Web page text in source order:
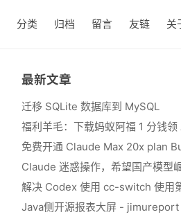
分类 归档 留言 友链 关
最新文章
迁移 SQLite 数据库到 MySQL
福利羊毛：下载蚂蚁阿福 1 分钱领
免费开通 Claude Max 20x plan
Claude 迷惑操作，希望国产模型